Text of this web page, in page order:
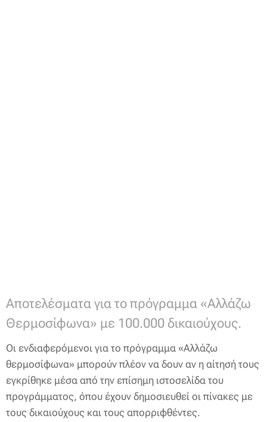
Aποτελέσματα για το πρόγραμμα «Αλλάζω
Θερμοσίφωνα» με 100.000 δικαιούχους.
Οι ενδιαφερόμενοι για το πρόγραμμα «Αλλάζω
θερμοσίφωνα» μπορούν πλέον να δουν αν η αίτησή τους
εγκρίθηκε μέσα από την επίσημη ιστοσελίδα του
προγράμματος, όπου έχουν δημοσιευθεί οι πίνακες με
τους δικαιούχους και τους απορριφθέντες.